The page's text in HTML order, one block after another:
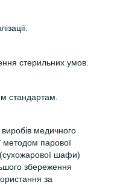
стерильних умов.
стандартам.
медичного
методом парової
(сухожарової шафи)
збереження
за